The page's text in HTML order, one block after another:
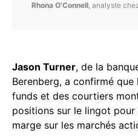
Rhona O’Connell, analyste
Jason Turner, de la
Berenberg, a confirmé que
funds et des courtiers
positions sur le lingot
marge sur les marchés